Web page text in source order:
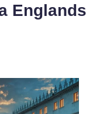
Englands